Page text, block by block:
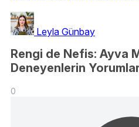
Leyla Günbay
Rengi de Nefis: Ayva
Deneyenlerin
0